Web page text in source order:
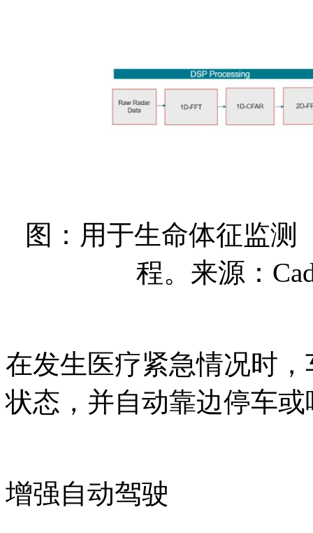
图：用于生命体征监测
程。来源：
在发生医疗紧急情况时
状态，并自动靠边停车
增强自动驾驶